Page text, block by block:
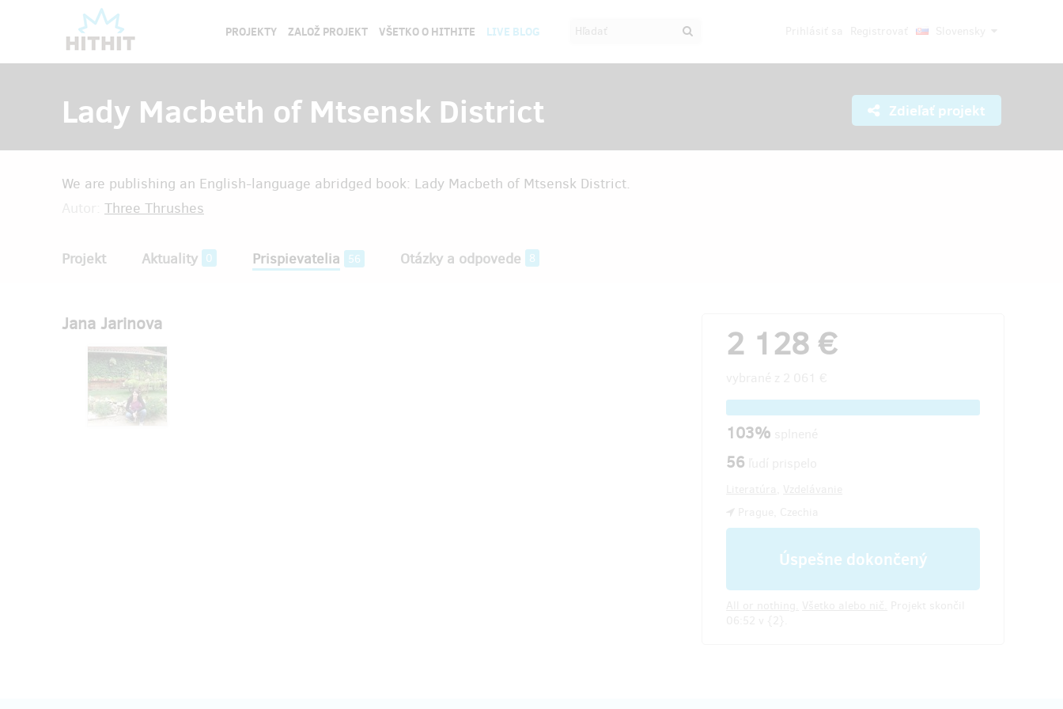
PROJEKTY ZALOŽ PROJEKT VŠETKO O HITHITE LIVE BLOG
Lady Macbeth of Mtsensk District Zdieľať projekt
We are publishing an English-language abridged book: Lady Macbeth of Mtsensk District.
Three Thrushes
Projekt Aktuality 0 Prispievatelia 56 Otázky a odpovede 8
Jana Jarinova 2 128 €
103%
56
Úspešne dokončený